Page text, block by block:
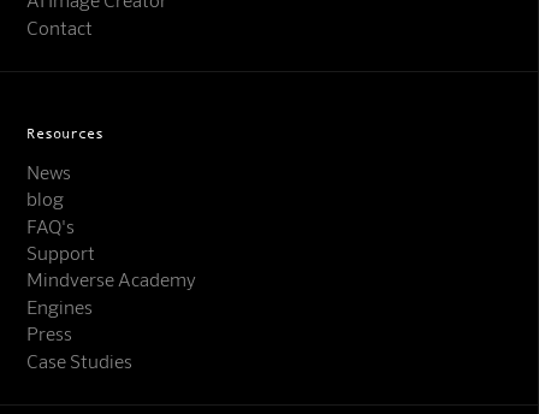
Contact
Resources
News
blog
FAQ's
Support
Mindverse Academy
Engines
Press
Case Studies